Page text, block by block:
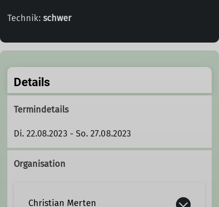
Technik: schwer
Details
Termindetails
Di. 22.08.2023 - So. 27.08.2023
Organisation
Christian Merten